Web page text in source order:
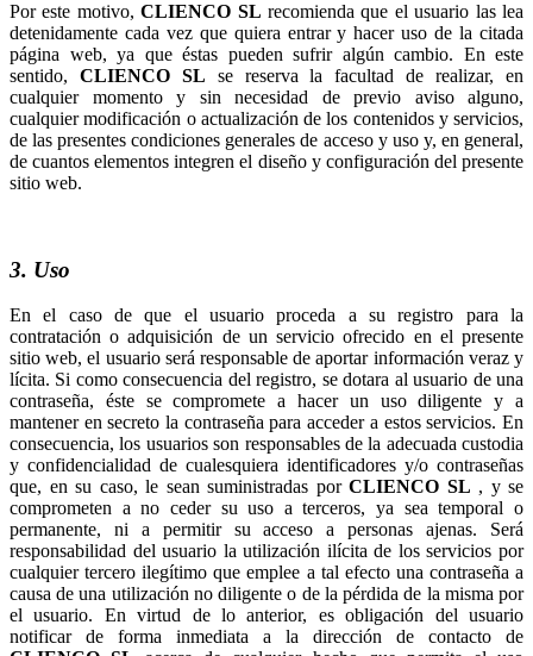
Por este motivo,
recomienda que el usuario las lea
detenidamente cada vez que quiera entrar y hacer uso de la citada
página web, ya que éstas pueden sufrir algún cambio. En este
sentido,
se reserva la facultad de realizar, en
cualquier momento y sin necesidad de previo aviso alguno,
cualquier modificación o actualización de los contenidos y servicios,
de las presentes condiciones generales de acceso y uso y, en general,
de cuantos elementos integren el diseño y configuración del presente
sitio web.
3. Uso
En el caso de que el usuario proceda a su registro para la
contratación o adquisición de un servicio ofrecido en el presente
sitio web, el usuario será responsable de aportar información veraz y
lícita. Si como consecuencia del registro, se dotara al usuario de una
contraseña, éste se compromete a hacer un uso diligente y a
mantener en secreto la contraseña para acceder a estos servicios. En
consecuencia, los usuarios son responsables de la adecuada custodia
y confidencialidad de cualesquiera identificadores y/o contraseñas
que, en su caso, le sean suministradas por
, y se
comprometen a no ceder su uso a terceros, ya sea temporal o
permanente, ni a permitir su acceso a personas ajenas. Será
responsabilidad del usuario la utilización ilícita de los servicios por
cualquier tercero ilegítimo que emplee a tal efecto una contraseña a
causa de una utilización no diligente o de la pérdida de la misma por
el usuario. En virtud de lo anterior, es obligación del usuario
notificar de forma inmediata a la dirección de contacto de